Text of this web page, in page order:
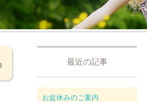
最近の記事
お盆休みのご案内